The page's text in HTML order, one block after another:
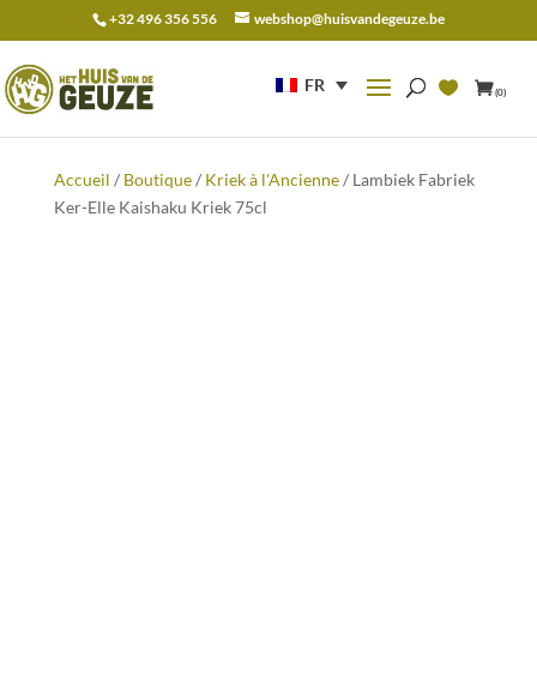
+32 496 356 556 webshop@huisvandegeuze.be
FR (0)
pour :
Accueil / Boutique/ Kriek à l'Ancienne/ Lambiek Fabriek
Ker-Elle Kaishaku Kriek 75cl